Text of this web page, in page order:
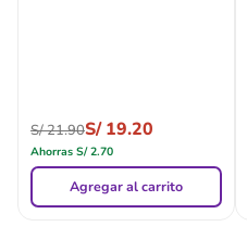
S/21.90S/19.20
Ahorras S/2.70
Agregar al carrito